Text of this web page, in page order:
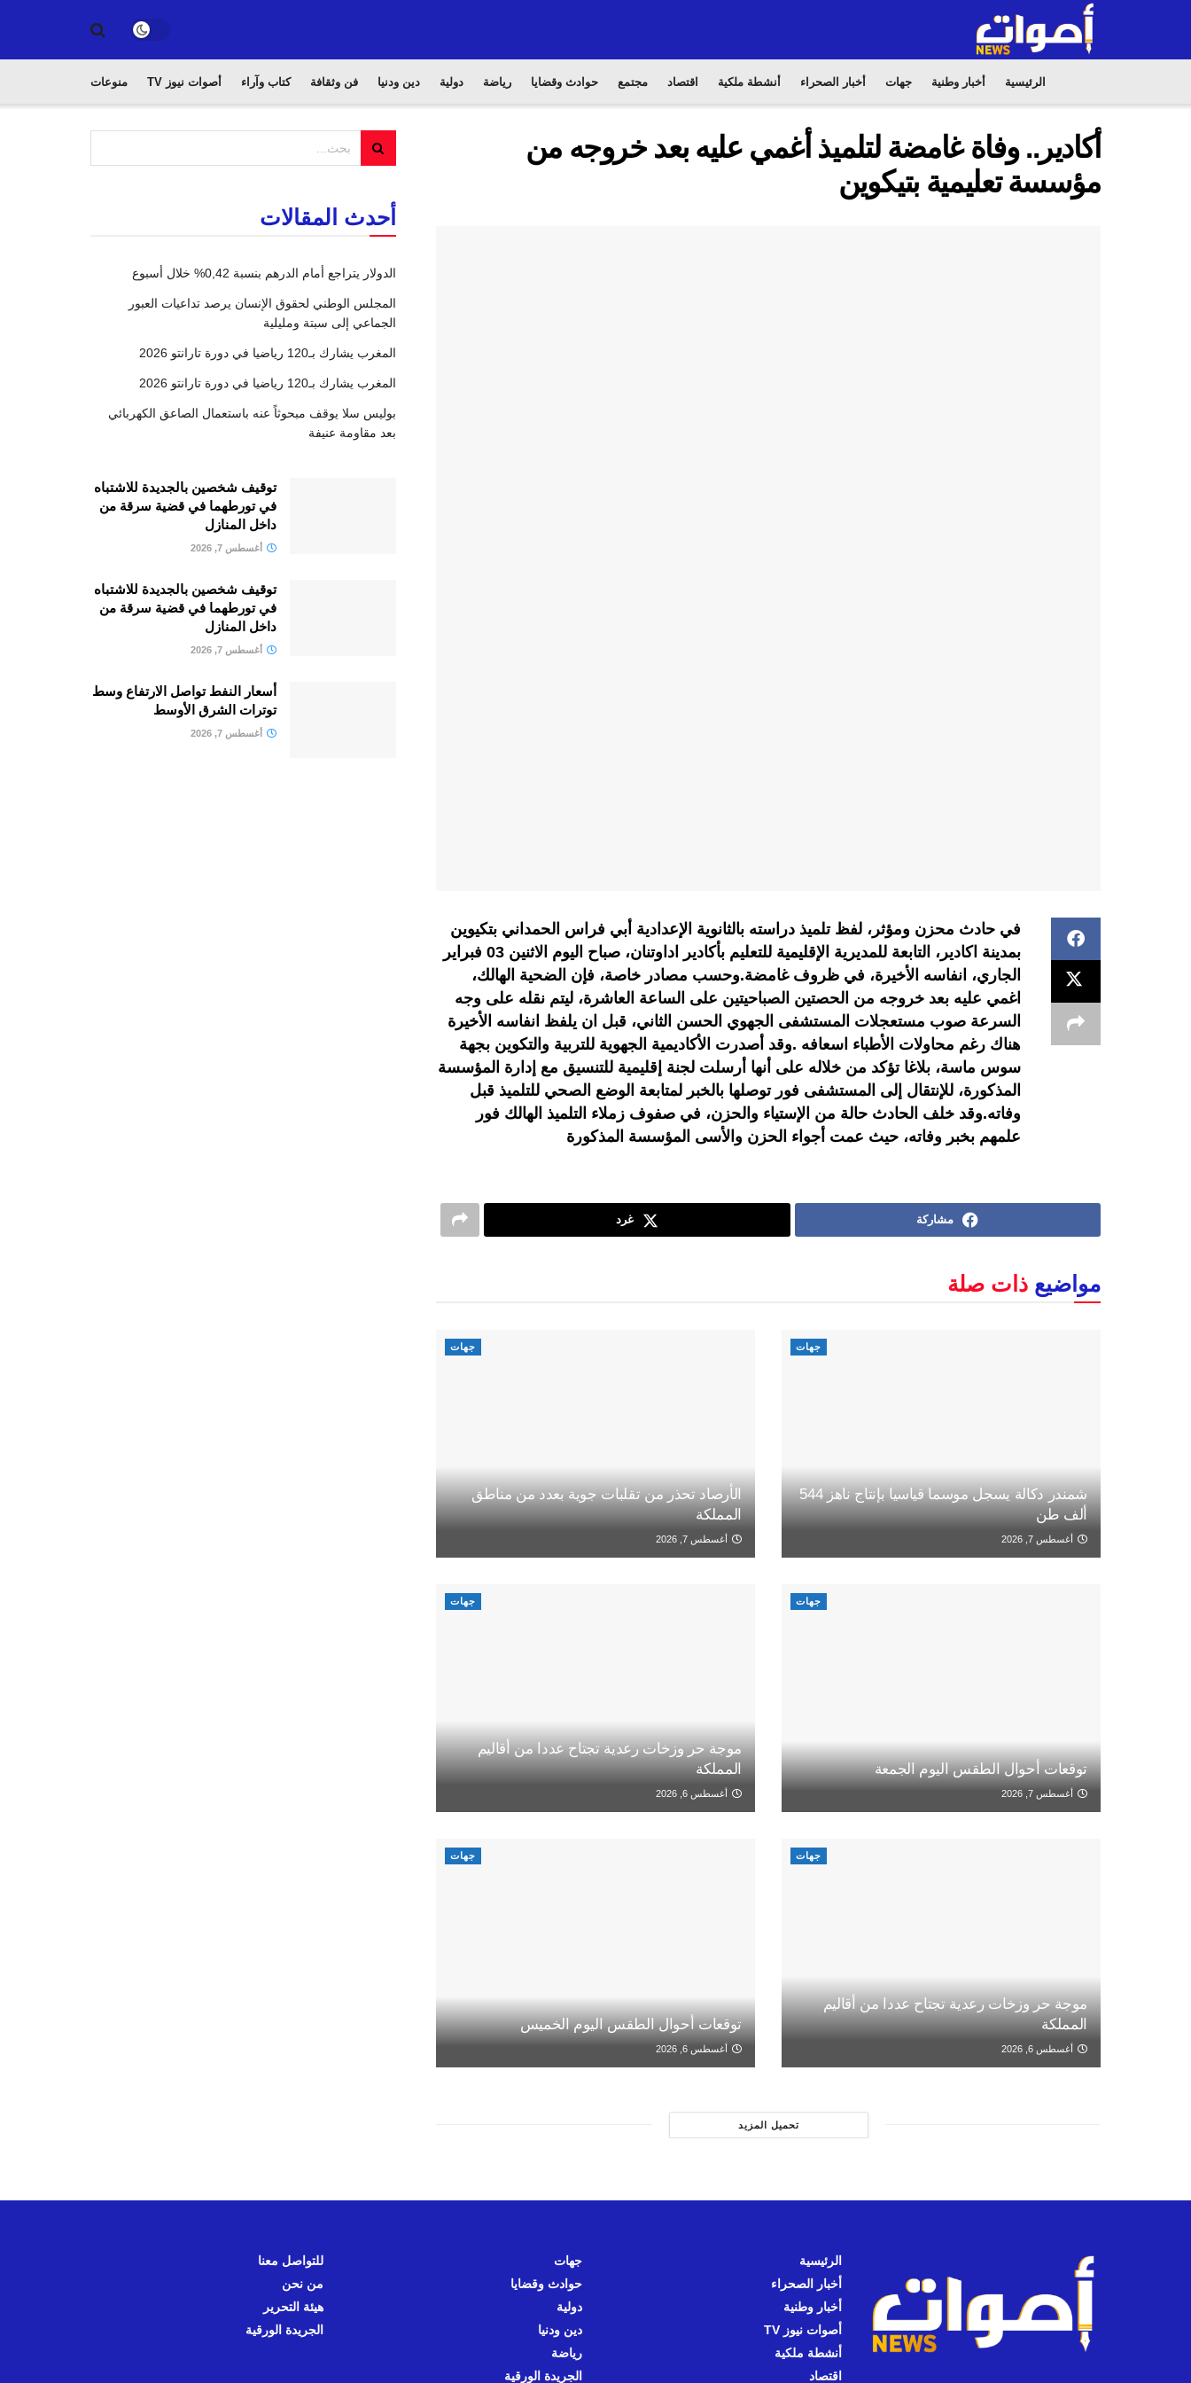
الرئيسية أخبار وطنية جهات أخبار الصحراء أنشطة ملكية اقتصاد مجتمع حوادث وقضايا رياضة دولية دين ودنيا فن وثقافة كتاب وآراء أصوات نيوز TV منوعات
أكادير.. وفاة غامضة لتلميذ أغمي عليه بعد خروجه من
مؤسسة تعليمية بتيكوين
في حادث محزن ومؤثر، لفظ تلميذ دراسته بالثانوية الإعدادية أبي فراس الحمداني بتكيوين
بمدينة اكادير، التابعة للمديرية الإقليمية للتعليم بأكادير اداوتنان، صباح اليوم الاثنين 03 فبراير
الجاري، انفاسه الأخيرة، في ظروف غامضة.وحسب مصادر خاصة، فإن الضحية الهالك،
اغمي عليه بعد خروجه من الحصتين الصباحيتين على الساعة العاشرة، ليتم نقله على وجه
السرعة صوب مستعجلات المستشفى الجهوي الحسن الثاني، قبل ان يلفظ انفاسه الأخيرة
هناك رغم محاولات الأطباء اسعافه .وقد أصدرت الأكاديمية الجهوية للتربية والتكوين بجهة
سوس ماسة، بلاغا تؤكد من خلاله على أنها أرسلت لجنة إقليمية للتنسيق مع إدارة المؤسسة
المذكورة، للإنتقال إلى المستشفى فور توصلها بالخبر لمتابعة الوضع الصحي للتلميذ قبل
وفاته.وقد خلف الحادث حالة من الإستياء والحزن، في صفوف زملاء التلميذ الهالك فور
علمهم بخبر وفاته، حيث عمت أجواء الحزن والأسى المؤسسة المذكورة
مشاركة غرد
مواضيع ذات صلة
جهات
شمندر دكالة يسجل موسما قياسيا بإنتاج ناهز 544
ألف طن
أغسطس 7, 2026
جهات
الأرصاد تحذر من تقلبات جوية بعدد من مناطق
المملكة
أغسطس 7, 2026
جهات
توقعات أحوال الطقس اليوم الجمعة
أغسطس 7, 2026
جهات
موجة حر وزخات رعدية تجتاح عددا من أقاليم
المملكة
أغسطس 6, 2026
جهات
موجة حر وزخات رعدية تجتاح عددا من أقاليم
المملكة
أغسطس 6, 2026
جهات
توقعات أحوال الطقس اليوم الخميس
أغسطس 6, 2026
تحميل المزيد
أحدث المقالات
الدولار يتراجع أمام الدرهم بنسبة 0,42% خلال أسبوع
المجلس الوطني لحقوق الإنسان يرصد تداعيات العبور
الجماعي إلى سبتة ومليلية
المغرب يشارك بـ120 رياضيا في دورة تارانتو 2026
المغرب يشارك بـ120 رياضيا في دورة تارانتو 2026
بوليس سلا يوقف مبحوثاً عنه باستعمال الصاعق الكهربائي
بعد مقاومة عنيفة
توقيف شخصين بالجديدة للاشتباه
في تورطهما في قضية سرقة من
داخل المنازل
أغسطس 7, 2026
توقيف شخصين بالجديدة للاشتباه
في تورطهما في قضية سرقة من
داخل المنازل
أغسطس 7, 2026
أسعار النفط تواصل الارتفاع وسط
توترات الشرق الأوسط
أغسطس 7, 2026
الرئيسية
أخبار الصحراء
أخبار وطنية
أصوات نيوز TV
أنشطة ملكية
اقتصاد
جهات
حوادث وقضايا
دولية
دين ودنيا
رياضة
الجريدة الورقية
للتواصل معنا
من نحن
هيئة التحرير
الجريدة الورقية